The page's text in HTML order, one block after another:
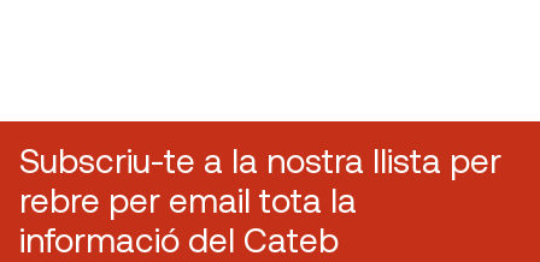
Subscriu-te a la nostra llista per
rebre per email tota la
informació del Cateb